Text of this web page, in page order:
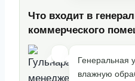
Что входит в
коммерческого
Генеральная
влажную